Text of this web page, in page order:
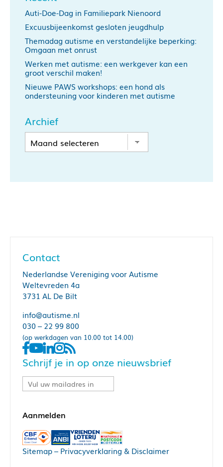
Auti-Doe-Dag in Familiepark Nienoord
Excuusbijeenkomst gesloten jeugdhulp
Themadag autisme en verstandelijke beperking:
Omgaan met onrust
Werken met autisme: een werkgever kan een
groot verschil maken!
Nieuwe PAWS workshops: een hond als
ondersteuning voor kinderen met autisme
Archief
Contact
Nederlandse Vereniging voor Autisme
Weltevreden 4a
3731 AL De Bilt
info@autisme.nl
030 – 22 99 800
(op werkdagen van 10.00 tot 14.00)
Schrijf je in op onze nieuwsbrief
Sitemap– Privacyverklaring & Disclaimer